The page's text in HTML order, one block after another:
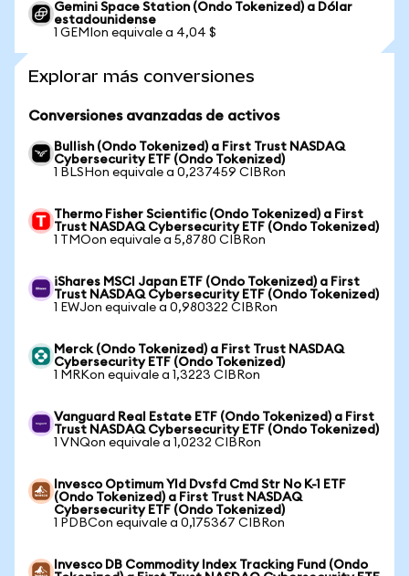
Gemini Space Station (Ondo Tokenized) a Dólar
estadounidense
1 GEMIon equivale a 4,04 $
Explorar más conversiones
Conversiones avanzadas de activos
Bullish (Ondo Tokenized) a First Trust NASDAQ
Cybersecurity ETF (Ondo Tokenized)
1 BLSHon equivale a 0,237459 CIBRon
Thermo Fisher Scientific (Ondo Tokenized) a First
Trust NASDAQ Cybersecurity ETF (Ondo Tokenized)
1 TMOon equivale a 5,8780 CIBRon
iShares MSCI Japan ETF (Ondo Tokenized) a First
Trust NASDAQ Cybersecurity ETF (Ondo Tokenized)
1 EWJon equivale a 0,980322 CIBRon
Merck (Ondo Tokenized) a First Trust NASDAQ
Cybersecurity ETF (Ondo Tokenized)
1 MRKon equivale a 1,3223 CIBRon
Vanguard Real Estate ETF (Ondo Tokenized) a First
Trust NASDAQ Cybersecurity ETF (Ondo Tokenized)
1 VNQon equivale a 1,0232 CIBRon
Invesco Optimum Yld Dvsfd Cmd Str No K-1 ETF
(Ondo Tokenized) a First Trust NASDAQ
Cybersecurity ETF (Ondo Tokenized)
1 PDBCon equivale a 0,175367 CIBRon
Invesco DB Commodity Index Tracking Fund (Ondo